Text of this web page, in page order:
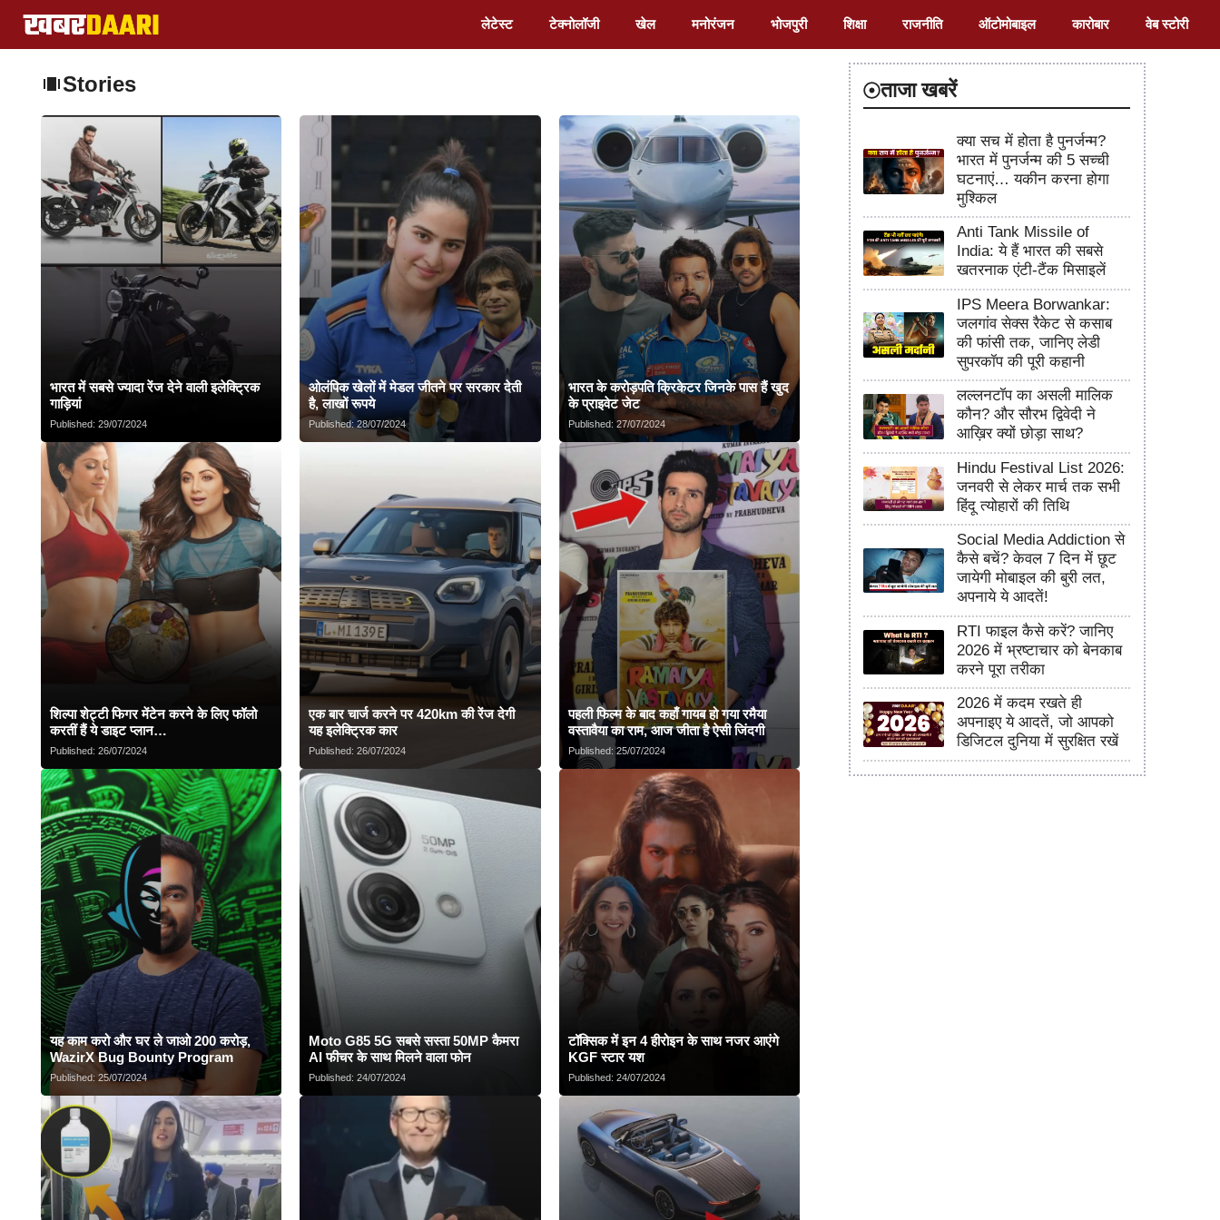
Skip
to
content
लेटेस्ट टेक्नोलॉजी खेल मनोरंजन भोजपुरी शिक्षा राजनीति ऑटोमोबाइल कारोबार वेब स्टोरी
Stories
भारत में सबसे ज्यादा रेंज देने वाली इलेक्ट्रिक
गाड़ियां
Published: 29/07/2024
ओलंपिक खेलों में मेडल जीतने पर सरकार देती
है, लाखों रूपये
Published:28/07/2024
भारत के करोड़पति क्रिकेटर जिनके पास हैं खुद
के प्राइवेट जेट
Published:27/07/2024
शिल्पा शेट्टी फिगर मेंटेन करने के लिए फॉलो
करतीं हैं ये डाइट प्लान…
Published: 26/07/2024
एक बार चार्ज करने पर 420km की रेंज देगी
यह इलेक्ट्रिक कार
Published:26/07/2024
पहली फिल्म के बाद कहाँ गायब हो गया रमैया
वस्तावैया का राम, आज जीता है ऐसी जिंदगी
Published: 25/07/2024
यह काम करो और घर ले जाओ 200 करोड़,
WazirX Bug Bounty Program
Published: 25/07/2024
Moto G85 5G सबसे सस्ता 50MP कैमरा
AI फीचर के साथ मिलने वाला फोन
Published:24/07/2024
टॉक्सिक में इन 4 हीरोइन के साथ नजर आएंगे
KGF स्टार यश
Published: 24/07/2024
ताजा खबरें
क्या सच में होता है पुनर्जन्म?
भारत में पुनर्जन्म की 5 सच्ची
घटनाएं… यकीन करना होगा
मुश्किल
Anti Tank Missile of
India: ये हैं भारत की सबसे
खतरनाक एंटी-टैंक मिसाइलें
IPS Meera Borwankar:
जलगांव सेक्स रैकेट से कसाब
की फांसी तक, जानिए लेडी
सुपरकॉप की पूरी कहानी
लल्लनटॉप का असली मालिक
कौन? और सौरभ द्विवेदी ने
आख़िर क्यों छोड़ा साथ?
Hindu Festival List 2026:
जनवरी से लेकर मार्च तक सभी
हिंदू त्योहारों की तिथि
Social Media Addiction से
कैसे बचें? केवल 7 दिन में छूट
जायेगी मोबाइल की बुरी लत,
अपनाये ये आदतें!
RTI फाइल कैसे करें? जानिए
2026 में भ्रष्टाचार को बेनकाब
करने पूरा तरीका
2026 में कदम रखते ही
अपनाइए ये आदतें, जो आपको
डिजिटल दुनिया में सुरक्षित रखें